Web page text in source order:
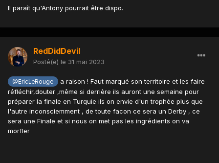
Il paraît qu'Antony pourrait être dispo.
RedDidDevil
Posté(e) le 31 mai 2023
@EricLeRouge
a raison ! Faut marqué son territoire et les faire
réfléchir,douter ,même si derrière ils auront une semaine pour
préparer la finale en Turquie ils on envie d'un trophée plus que
l'autre inconsciemment , de toute facon ce sera un Derby , ce
sera une Finale et si nous on met pas les ingrédients on va
morfler